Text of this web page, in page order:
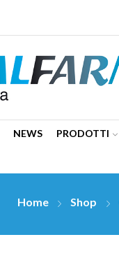
NEWS PRODOTTI
Home Shop